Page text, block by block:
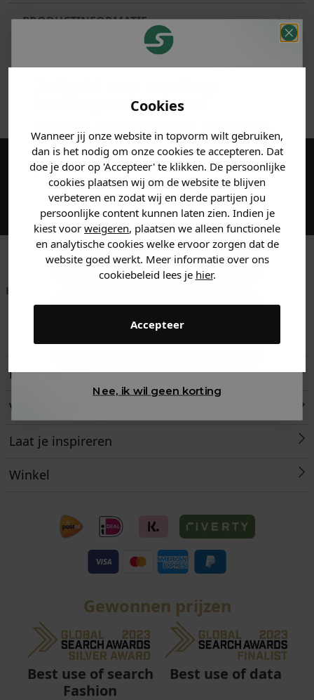
Cookies
Wanneer jij onze website in topvorm wilt gebruiken,
dan is het nodig om onze cookies te accepteren. Dat
doe je door op 'Accepteer' te klikken. De persoonlijke
cookies plaatsen wij om de website te blijven
verbeteren en zodat wij en derde partijen jou
persoonlijke content kunnen laten zien. Indien je
kiest voor weigeren, plaatsen we alleen functionele
en analytische cookies welke ervoor zorgen dat de
website goed werkt. Meer informatie over ons
cookiebeleid lees je hier.
Accepteer
PRODUCTINFORMATIE
MATERIAAL & WASVOORSCHRIFT
Maak een account aan en ontvang 5%
korting op je eerste bestelling!
Betaal achteraf met
Klarna
is morgen in huis!*
ons met een 9,6!
Klantenservice
Retourneren
Verzend- en retourinformatie
Laat je inspireren
Winkel
Gewonnen prijzen
Best use of search
Fashion
Best use of data
korting ontvangen!
Vertel ons waar je naar op
zoek bent en claim direct
jouwkorting.
Heren kleding
Dames kleding
Kids kleding
Nee, ik wil geen korting